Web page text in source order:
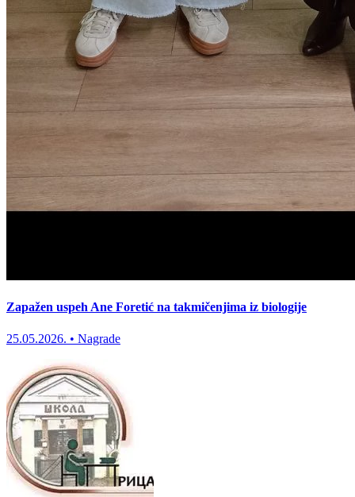
Zapažen uspeh Ane Foretić na takmičenjima iz biologije
25.05.2026. • Nagrade